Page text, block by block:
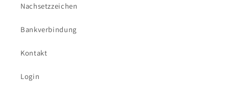
Nachsetzzeichen
Bankverbindung
Kontakt
Login